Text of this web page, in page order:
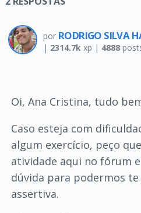
por RODRIGO SILVA
| 2314.7kxp | 4888
Oi, Ana Cristina, tudo
Caso esteja com
algum exercício, peço
atividade aqui no fórum
dúvida para podermos
assertiva.